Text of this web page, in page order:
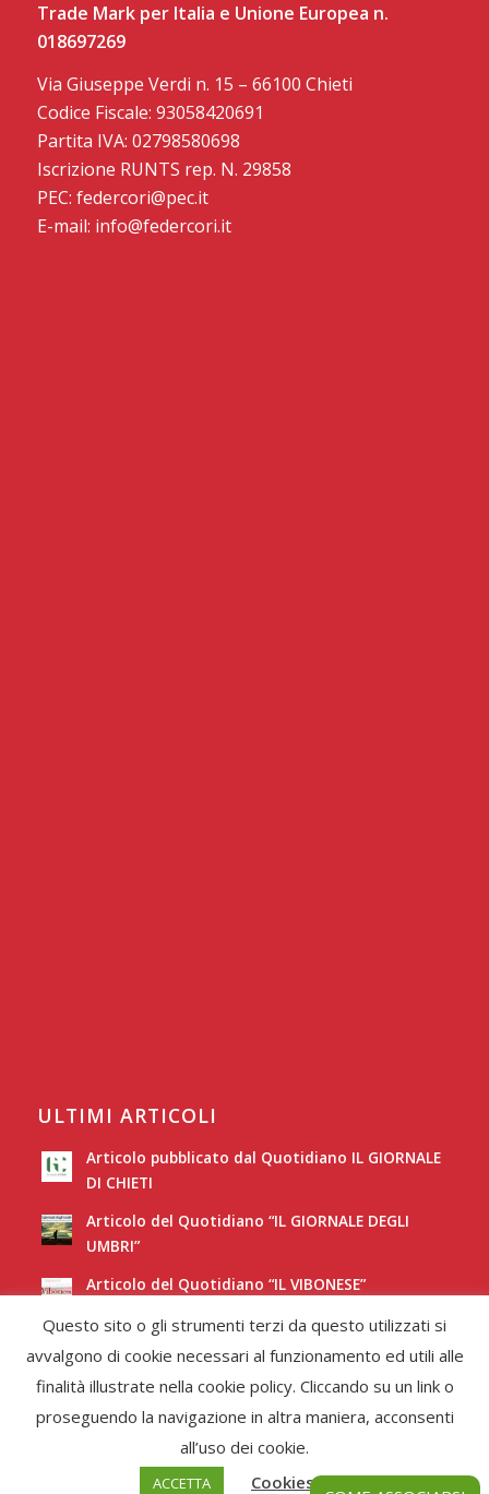
Trade Mark per Italia e Unione Europea n.
018697269
Via Giuseppe Verdi n. 15 – 66100 Chieti
Codice Fiscale: 93058420691
Partita IVA: 02798580698
Iscrizione RUNTS rep. N. 29858
PEC: federcori@pec.it
E-mail: info@federcori.it
ULTIMI ARTICOLI
Articolo pubblicato dal Quotidiano IL GIORNALE
DI CHIETI
Articolo del Quotidiano “IL GIORNALE DEGLI
UMBRI”
Articolo del Quotidiano “IL VIBONESE”
Articolo del Quotidiano “LA NUOVA SARDEGNA”
Federcori- Enfold Theme by Kriesi
Questo sito o gli strumenti terzi da questo utilizzati si
avvalgono di cookie necessari al funzionamento ed utili alle
finalità illustrate nella cookie policy. Cliccando su un link o
proseguendo la navigazione in altra maniera, acconsenti
all’uso dei cookie.
ACCETTA Cookies Policy